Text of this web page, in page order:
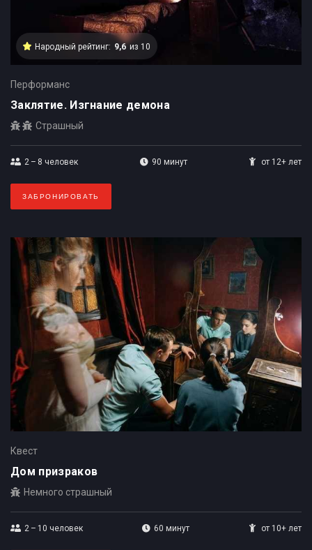
Народный рейтинг: 9,6 из 10
Перформанс
Заклятие. Изгнание демона
Страшный
2 – 8 человек 90 минут от 12+ лет
ЗАБРОНИРОВАТЬ
Квест
Дом призраков
Немного страшный
2 – 10 человек 60 минут от 10+ лет